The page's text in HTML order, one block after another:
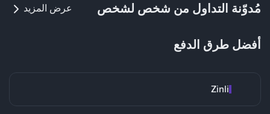
مُدوّنة التداول من شخص لشخص عرض المزيد
أفضل طرق الدفع
Zinli